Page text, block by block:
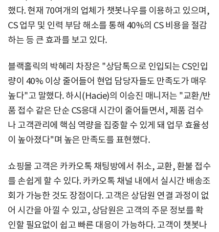
했다. 현재 70여개의 업체가 챗봇나우를 이용하고 있으며,
CS 업무 및 인력 부담 해소를 통해 40%의 CS 비용을 절감
하는 등 큰 효과를 보고 있다.
블랙홀릭의 박혜리 차장은 "상담톡으로 인입되는 CS인입
량이 40% 이상 줄어들어 현업 담당자들도 만족도가 매우
높다"고 말했다. 하시(Hacie)의 이승진 매니저는 "교환/반
품 접수 같은 단순 CS응대 시간이 줄어들면서, 제품 검수
나 고객관리에 핵심 역량을 집중할 수 있게 돼 업무 효율성
이 높아졌다"며 높은 만족도를 표현했다.
쇼핑몰 고객은 카카오톡 채팅방에서 취소, 교환, 환불 접수
를 손쉽게 할 수 있다. 카카오톡 채널 내에서 실시간 배송조
회가 가능한 것도 장점이다. 고객은 상담원 연결 과정이 없
어 시간을 아낄 수 있고, 상담원은 고객의 주문 정보를 확
인할 필요없이 쉽고 빠른 대응이 가능하다. 고객이 챗봇나